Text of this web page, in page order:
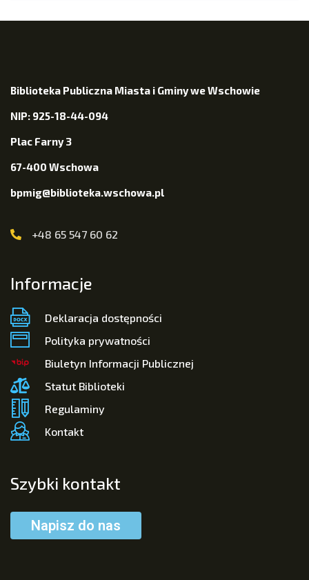
Biblioteka Publiczna Miasta i Gminy we Wschowie
NIP: 925-18-44-094
Plac Farny 3
67-400 Wschowa
bpmig@biblioteka.wschowa.pl
+48 65 547 60 62
Informacje
Deklaracja dostępności
Polityka prywatności
Biuletyn Informacji Publicznej
Statut Biblioteki
Regulaminy
Kontakt
Szybki kontakt
Napisz do nas